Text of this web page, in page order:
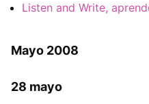
Listen and Write,
Mayo 2008
28 mayo